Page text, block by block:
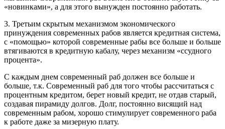
«новинками», а для этого вынужден постоянно работать.
3. Третьим скрытым механизмом экономического
принуждения современных рабов является кредитная система,
с «помощью» которой современные рабы все больше и больше
втягиваются в кредитную кабалу, через механизм «ссудного
процента».
С каждым днем современный раб должен все больше и
больше, т.к. Современный раб для того чтобы рассчитаться с
процентным кредитом, берет новый кредит, не отдав старый,
создавая пирамиду долгов. Долг, постоянно висящий над
современным рабом, хорошо стимулирует современного раба
к работе даже за мизерную плату.